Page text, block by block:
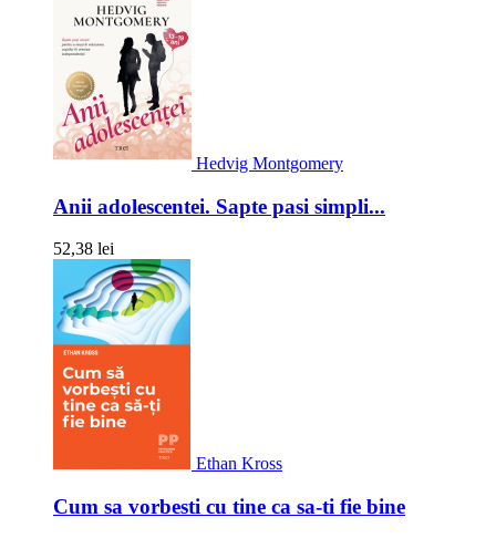
Hedvig Montgomery
Anii adolescentei. Sapte pasi simpli...
52,38 lei
Ethan Kross
Cum sa vorbesti cu tine ca sa-ti fie bine